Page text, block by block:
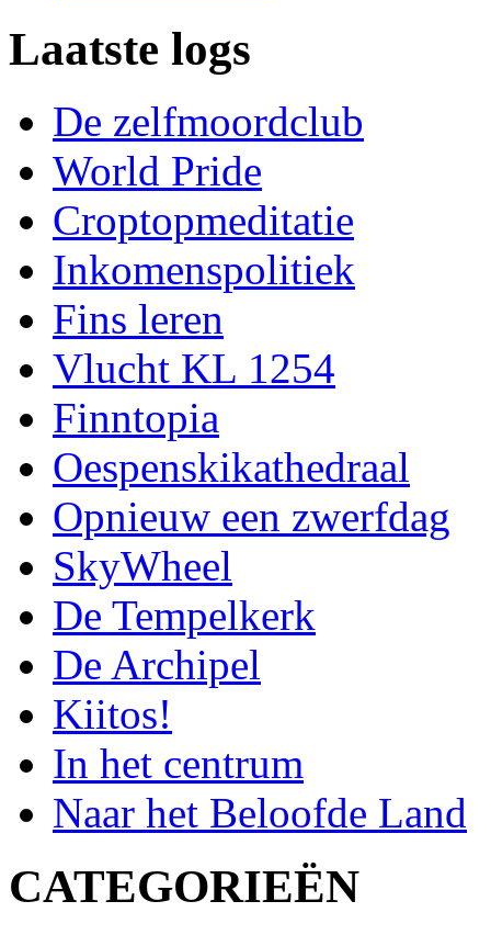
Laatste logs
De zelfmoordclub
World Pride
Croptopmeditatie
Inkomenspolitiek
Fins leren
Vlucht KL 1254
Finntopia
Oespenskikathedraal
Opnieuw een zwerfdag
SkyWheel
De Tempelkerk
De Archipel
Kiitos!
In het centrum
Naar het Beloofde Land
CATEGORIEËN